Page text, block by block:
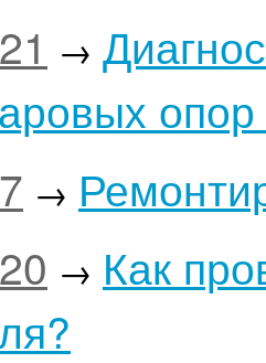
→
опор
→
→ Как